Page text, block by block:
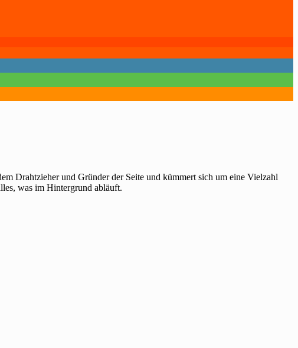
Drahtzieher und Gründer der Seite und kümmert sich um eine Vielzahl
was im Hintergrund abläuft.